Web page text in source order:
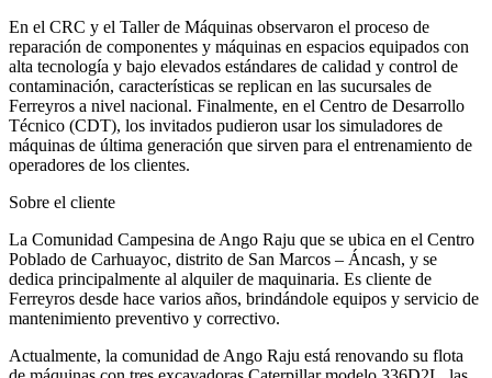
En el CRC y el Taller de Máquinas observaron el proceso de
reparación de componentes y máquinas en espacios equipados con
alta tecnología y bajo elevados estándares de calidad y control de
contaminación, características se replican en las sucursales de
Ferreyros a nivel nacional. Finalmente, en el Centro de Desarrollo
Técnico (CDT), los invitados pudieron usar los simuladores de
máquinas de última generación que sirven para el entrenamiento de
operadores de los clientes.
Sobre el cliente
La Comunidad Campesina de Ango Raju que se ubica en el Centro
Poblado de Carhuayoc, distrito de San Marcos – Áncash, y se
dedica principalmente al alquiler de maquinaria. Es cliente de
Ferreyros desde hace varios años, brindándole equipos y servicio de
mantenimiento preventivo y correctivo.
Actualmente, la comunidad de Ango Raju está renovando su flota